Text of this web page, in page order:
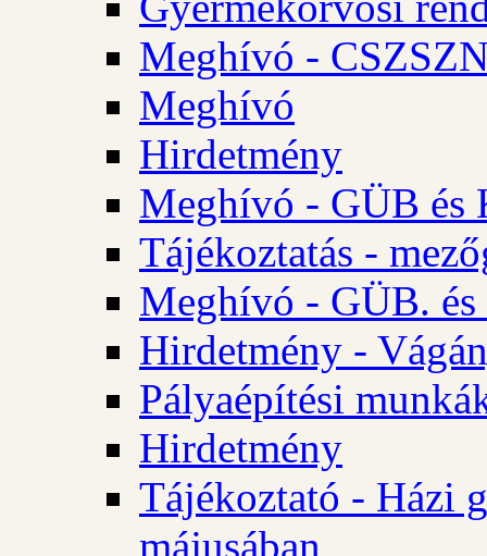
Meghívó -
Meghívó
Hirdetmény
Meghívó - GÜB és
Tájékoztatás -
Meghívó - GÜB.
Hirdetmény -
Pályaépítési
Hirdetmény
Tájékoztató - Házi
májusában